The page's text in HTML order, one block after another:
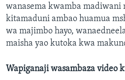
wanasema kwamba madiwani
kitamaduni ambao huamua
wa majimbo hayo,
maisha yao kutoka kwa
Wapiganaji wasambaza video